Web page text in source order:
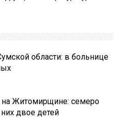
области: в больнице
на Житомирщине: семеро
двое детей